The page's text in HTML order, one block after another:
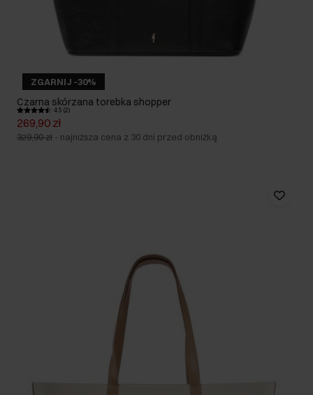
ZGARNIJ -30%
Czarna skórzana torebka shopper
4.5 (2)
269,90 zł
329,90 zł - najniższa cena z 30 dni przed obniżką